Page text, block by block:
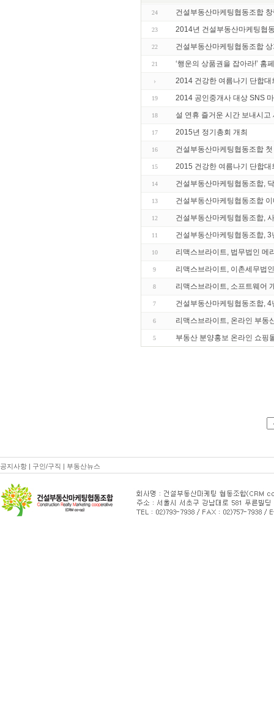
24 건설부동산마케팅협동조합
23 2014년 건설부동산마케팅협
22 건설부동산마케팅협동조합
21
‘행운의 상품권을 잡아라!’ 홈
2014 건강한 여름나기 단합대
19 2014 공인중개사 대상 SNS
18 설 연휴 즐거운 시간 보내시고
17 2015년 정기총회 개최
16 건설부동산마케팅협동조합
15 2015 건강한 여름나기 단합대
14 건설부동산마케팅협동조합,
13 건설부동산마케팅협동조합
12 건설부동산마케팅협동조합,
11 건설부동산마케팅협동조합,
10 리맥스브라이트, 법무법인 메
9 리맥스브라이트, 이촌세무법
8 리맥스브라이트, 소프트웨어
7 건설부동산마케팅협동조합,
6 리맥스브라이트, 온라인 부동
5 부동산 분양홍보 온라인 쇼핑
공지사항 구인/구직 부동산뉴스